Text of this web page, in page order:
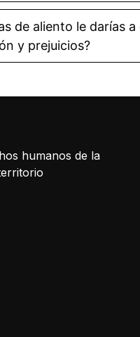
de aliento le darías
y prejuicios?
humanos de la